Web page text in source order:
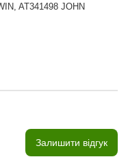
AT341498 JOHN
Залишити відгук